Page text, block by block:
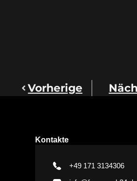
Vorherige
Kontakte
+49 171 3134306